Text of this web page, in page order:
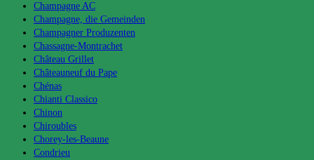
Champagne AC
Champagne, die Gemeinden
Champagner Produzenten
Chassagne-Montrachet
Château Grillet
Châteauneuf du Pape
Chénas
Chianti Classico
Chinon
Chiroubles
Chorey-les-Beaune
Condrieu